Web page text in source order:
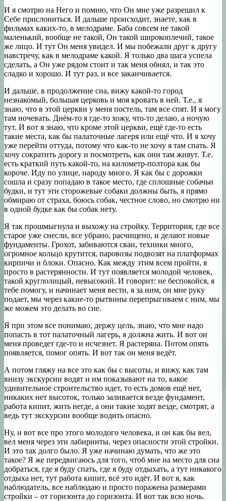
И я смотрю на Него и помню, что Он мне уже разрешил к
Себе прислониться. И дальше происходит, знаете, как в
фильмах каких-то, в мелодраме. Баба совсем не такой
маленький, вообще не такой, Он такой широкоплечий, такое
же лицо. И тут Он меня увидел. И мы побежали друг к другу
навстречу, как в мелодраме какой. Я только два шага успела
сделать, а Он уже рядом стоит и так меня обнял, и так это
сладко и хорошо. И тут раз, и все заканчивается.
И дальше, в продолжение сна, вижу какой-то город
незнакомый, большая церковь и моя кровать в ней. Т.е., я
знаю, что в этой церкви у меня постель, там все спят. И я могу
там ночевать. Днём-то я где-то хожу, что-то делаю, а ночую
тут. И вот я знаю, что кроме этой церкви, ещё где-то есть
такие места, как бы палаточные лагеря или ещё что. И я хочу
уже перейти оттуда, потому что как-то не хочу я там спать. Я
хочу сократить дорогу и посмотреть, как они там живут. Т.е.
есть краткий путь какой-то, на километр-полтора как бы
короче. Иду по улице, народу много. Я как бы с дорожки
сошла и сразу попадаю в такое место, где сплошные собачьи
будки, и тут эти сторожевые собаки должны быть, я прямо
обмираю от страха, боюсь собак, честное слово, но смотрю ни
в одной будке как бы собак нету.
Я так прошмыгнула и выхожу на стройку. Территория, где все
старое уже снесли, все убрано, расчищено, и делают новые
фундаменты. Грохот, забиваются сваи, техники много,
огромное кольцо крутится, паровозы подвозят на платформах
кирпичи и блоки. Опасно. Как между этим всем пройти, я
просто в растерянности. И тут появляется молодой человек,
такой круглолицый, невысокий. И говорит: не беспокойся, я
тебе помогу, и начинает меня вести, я за ним, он мне руку
подает, мы через какие-то рытвины перепрыгиваем с ним, мы
же можем это делать во сне.
Я при этом все понимаю, держу цель, знаю, что мне надо
попасть в тот палаточный лагерь, я должна жить. И вот он
меня проведет где-то и исчезнет. Я растеряна. Потом опять
появляется, помог опять. И вот так он меня ведёт.
А потом гляжу на все это как бы с высоты, и вижу, как там
внизу экскурсии водят и им показывают на то, какое
удивительное строительство идет, то есть домов ещё нет,
никаких нет высоток, только заливается везде фундамент,
работа кипит, жить негде, а они такие ходят везде, смотрят, а
ведь тут экскурсии вообще водить опасно.
Ну, и вот все про этого молодого человека, и он как бы вел,
вел меня через эти лабиринты, через опасности этой стройки.
И это так долго было. Я уже начинаю думать, что же это
такое? Я же передвигаюсь для того, чтоб мне на место для сна
добраться, где я буду спать, где я буду отдыхать, а тут никакого
отдыха нет, тут работа кипит, всё это идёт. И вот я, как
наблюдатель, все наблюдаю и просто поражена размерами
стройки – от горизонта до горизонта. И вот так всю ночь.